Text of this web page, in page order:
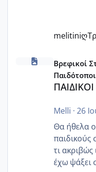
melitiniღ
ΠΑΙΔΙΚΟΙ ΣΤΑΘΜΟΙ ΜΕ
Βρεφικοί
Melli · 26
Θα ήθελα
τι ακριβώς
έχω ψάξει